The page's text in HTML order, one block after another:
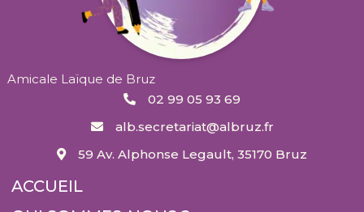
Amicale Laïque de Bruz
02 99 05 93 69
alb.secretariat@albruz.fr
59 Av. Alphonse Legault, 35170 Bruz
ACCUEIL